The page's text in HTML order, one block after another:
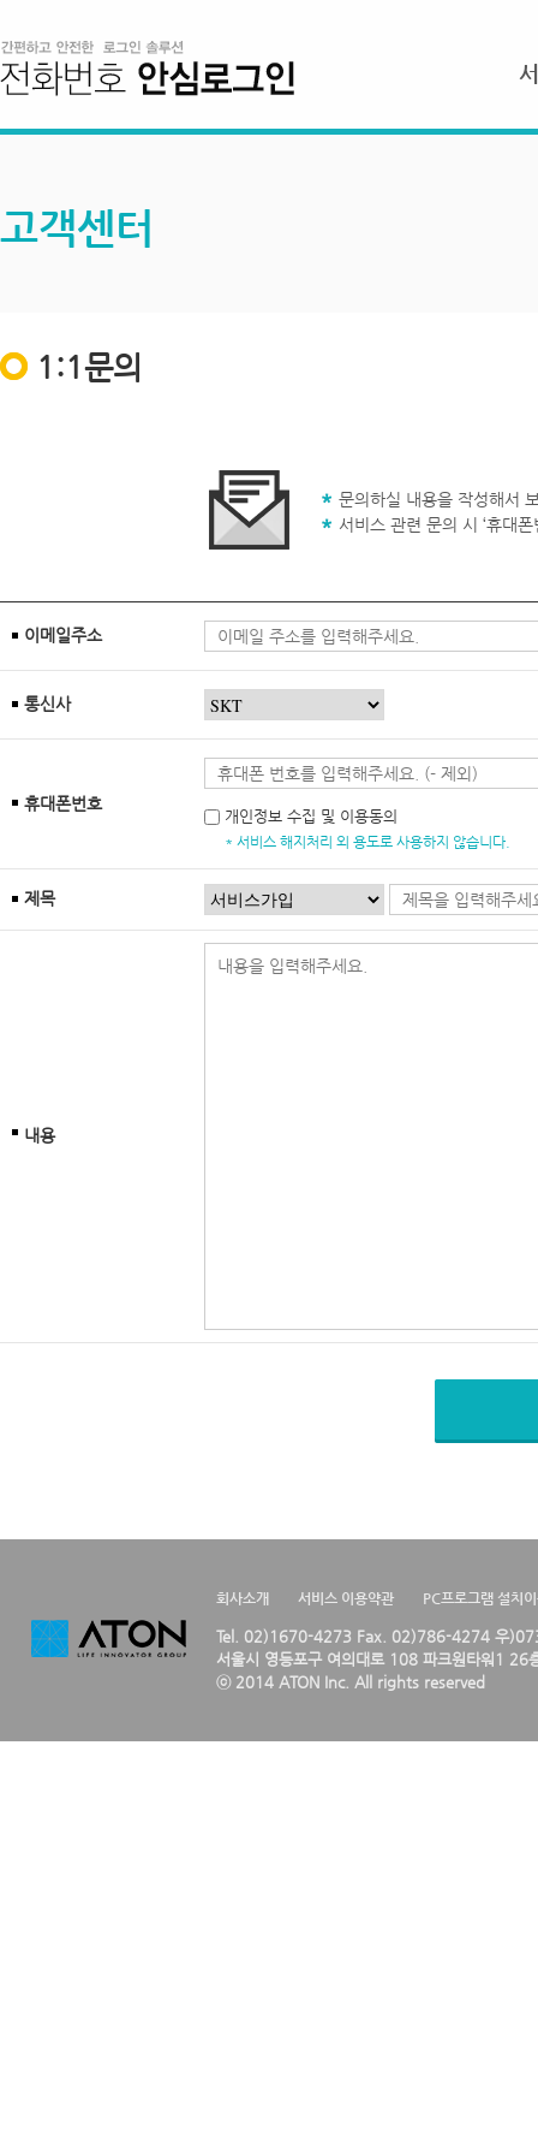
고객센터
1:1문의
문의하실 내용을 작성해서
서비스 관련 문의 시 ‘휴대
이메일주소
통신사
휴대폰번호
개인정보 수집 및 이용동의
* 서비스 해지처리 외 용도로 사용하지 않습니다.
제목
내용
회사소개 서비스 이용약관 PC프로그램 설치
Tel. 02)1670-4273 Fax. 02)786-4274 우
서울시 영등포구 여의대로 108 파크원타워1 26
ⓒ 2014 ATON Inc. All rights reserved